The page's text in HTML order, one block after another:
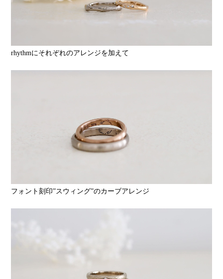
rhythmにそれぞれのアレンジを加えて
フォント刻印”スウィング”のカーブアレンジ